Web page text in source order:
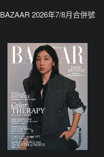
BAZAAR 2026年7/8月合併號